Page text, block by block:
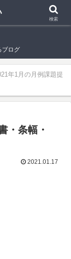
ブログ
年1月の月例課題提
・条幅・
2021.01.17
検索